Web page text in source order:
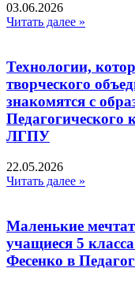
03.06.2026
Читать далее »
Технологии,
творческого
знакомятся с
ЛГПУ
22.05.2026
Читать далее »
Маленькие
учащиеся 5
Фесенко в